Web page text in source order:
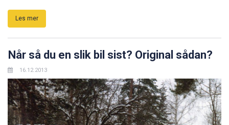
Les mer
Når så du en slik bil sist? Original sådan?
16.12.2013